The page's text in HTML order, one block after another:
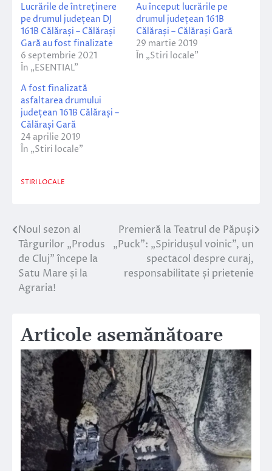
Lucrările de întreținere
pe drumul județean DJ
161B Călărași – Călărași
Gară au fost finalizate
6 septembrie 2021
În „ESENTIAL”
Au început lucrările pe
drumul județean 161B
Călărași – Călărași Gară
29 martie 2019
În „Stiri locale”
A fost finalizată
asfaltarea drumului
județean 161B Călărași –
Călărași Gară
24 aprilie 2019
În „Stiri locale”
STIRI LOCALE
Navigare
în
articole
Noul sezon al
Târgurilor „Produs
de Cluj” începe la
Satu Mare și la
Agraria!
Premieră la Teatrul de Păpuși
„Puck”: „Spiridușul voinic”, un
spectacol despre curaj,
responsabilitate și prietenie
Articole asemănătoare